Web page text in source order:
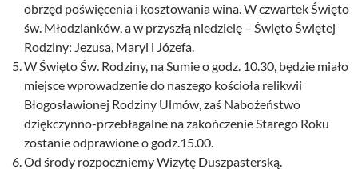
obrzęd poświęcenia i kosztowania wina. W czwartek Święto
św. Młodzianków, a w przyszłą niedzielę – Święto Świętej
Rodziny: Jezusa, Maryi i Józefa.
W Święto Św. Rodziny, na Sumie o godz. 10.30, będzie miało
miejsce wprowadzenie do naszego kościoła relikwii
Błogosławionej Rodziny Ulmów, zaś Nabożeństwo
dziękczynno-przebłagalne na zakończenie Starego Roku
zostanie odprawione o godz.15.00.
Od środy rozpoczniemy Wizytę Duszpasterską.